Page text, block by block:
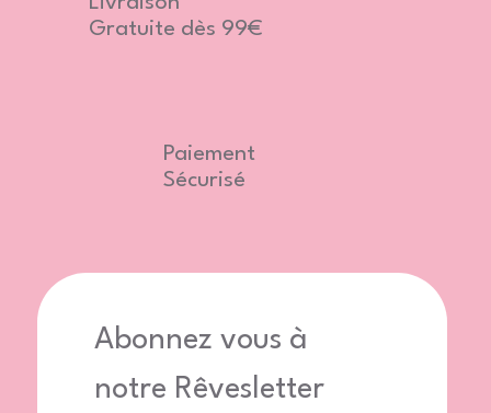
Abonnez vous à
notre Rêvesletter
Gratuite dès 99€
Paiement
Sécurisé